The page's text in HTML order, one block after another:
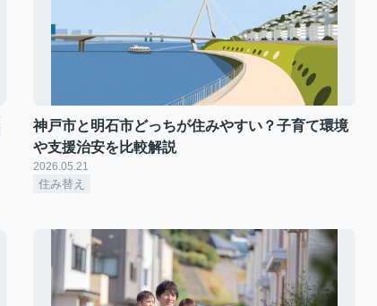
神戸市と明石市どっちが住みやすい？子育て環境
や支援治安を比較解説
2026.05.21
住み替え